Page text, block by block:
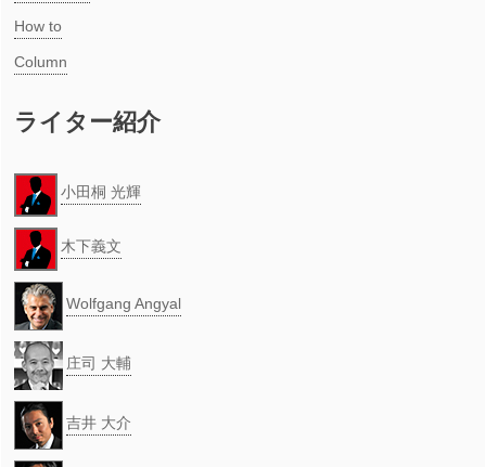
How to
Column
ライター紹介
小田桐 光輝
木下義文
Wolfgang Angyal
庄司 大輔
吉井 大介